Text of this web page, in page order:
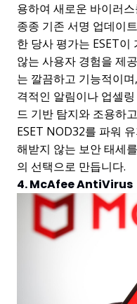
용하여 새로운 바이러
종종 기존 서명 업데이
한 당사 평가는 ESET
않는 사용자 경험을 제
는 깔끔하고 기능적이
격적인 알림이나 업셀
드 기반 탐지와 조용하
ESET NOD32를 파워
해받지 않는 보안 태세
의 선택으로 만듭니다.
4. McAfee AntiVirus